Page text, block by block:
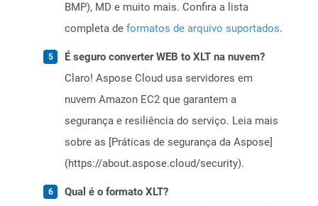
BMP), MD e muito mais. Confira a lista
completa de formatos de arquivo suportados.
É seguro converter WEB to XLT na nuvem?
Claro! Aspose Cloud usa servidores em
nuvem Amazon EC2 que garantem a
segurança e resiliência do serviço. Leia mais
sobre as [Práticas de segurança da Aspose]
(https://about.aspose.cloud/security).
Qual é o formato XLT?